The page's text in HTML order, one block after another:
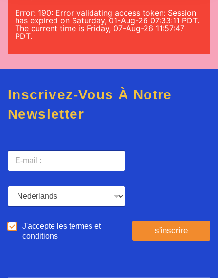
Error: 190: Error validating access token: Session
has expired on Saturday, 01-Aug-26 07:33:11 PDT.
The current time is Friday, 07-Aug-26 11:57:47
PDT.
Inscrivez-Vous À Notre
Newsletter
E
m
L
n
u
D
J'accepte les termes et
conditions
s'inscrire